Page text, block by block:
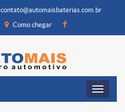
contato@automaisbaterias.com.br
Como chegar